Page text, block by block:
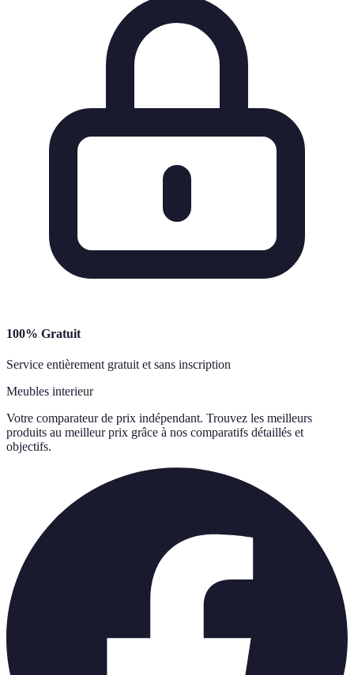
100% Gratuit
Service entièrement gratuit et sans inscription
Meubles interieur
Votre comparateur de prix indépendant. Trouvez les meilleurs
produits au meilleur prix grâce à nos comparatifs détaillés et
objectifs.